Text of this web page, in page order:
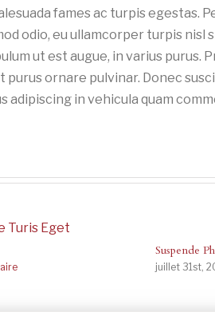
fames ac turpis egestas.
odio, eu ullamcorper turpis nisl
ut est augue, in varius purus.
purus ornare pulvinar. Donec
adipiscing in vehicula quam
Suspende
juillet 31st,